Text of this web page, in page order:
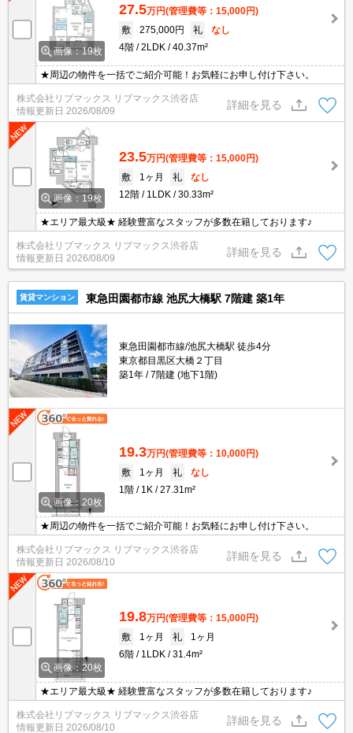
画像：19枚
27.5万円(管理費等：15,000円)
敷
275,000円 礼
なし
4階
2LDK 40.37m²
★周辺の物件を一括でご紹介可能！お気軽にお申し付け下さい。
株式会社リブマックス リブマックス渋谷店
情報更新日 2026/08/09
詳細を見る
画像：19枚
23.5万円(管理費等：15,000円)
敷
1ヶ月 礼
なし
12階
1LDK 30.33m²
★エリア最大級★ 経験豊富なスタッフが多数在籍しております♪
株式会社リブマックス リブマックス渋谷店
情報更新日 2026/08/09
詳細を見る
賃貸マンション 東急田園都市線 池尻大橋駅 7階建 築1年
東急田園都市線/池尻大橋駅 徒歩4分
東京都目黒区大橋２丁目
築1年
7階建 (地下1階)
画像：20枚
19.3万円(管理費等：10,000円)
敷
1ヶ月 礼
なし
1階
1K 27.31m²
★周辺の物件を一括でご紹介可能！お気軽にお申し付け下さい。
株式会社リブマックス リブマックス渋谷店
情報更新日 2026/08/10
詳細を見る
画像：20枚
19.8万円(管理費等：15,000円)
敷
1ヶ月 礼
1ヶ月
6階
1LDK 31.4m²
★エリア最大級★ 経験豊富なスタッフが多数在籍しております♪
株式会社リブマックス リブマックス渋谷店
情報更新日 2026/08/10
詳細を見る